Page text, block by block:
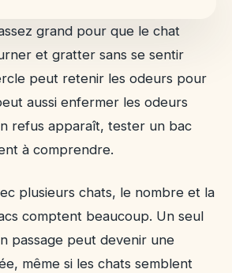
grand pour que le chat
et gratter sans se sentir
peut retenir les odeurs pour
aussi enfermer les odeurs
refus apparaît, tester un bac
à comprendre.
plusieurs chats, le nombre et la
comptent beaucoup. Un seul
passage peut devenir une
même si les chats semblent